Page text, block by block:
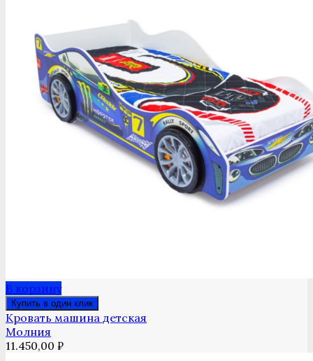
В корзину
Купить в один клик
Кровать машина детская
Молния
11.450,00 ₽